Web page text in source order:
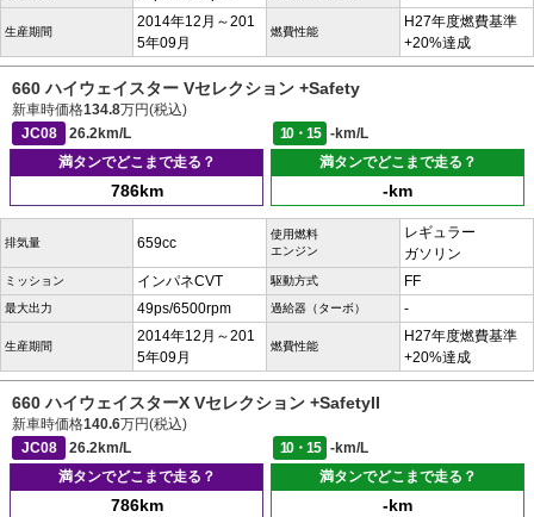
生産期間
2014年12月～201
5年09月
燃費性能
H27年度燃費基準
+20%達成
660 ハイウェイスター Vセレクション +Safety
新車時価格134.8万円(税込)
JC08
26.2km/L 10・15
-km/L
満タンでどこまで走る？
786km
満タンでどこまで走る？
-km
排気量 659cc
使用燃料
エンジン
レギュラー
ガソリン
ミッション インパネCVT 駆動方式 FF
最大出力 49ps/6500rpm 過給器（ターボ） -
生産期間
2014年12月～201
5年09月
燃費性能
H27年度燃費基準
+20%達成
660 ハイウェイスターX Vセレクション +SafetyII
新車時価格140.6万円(税込)
JC08
26.2km/L 10・15
-km/L
満タンでどこまで走る？
786km
満タンでどこまで走る？
-km